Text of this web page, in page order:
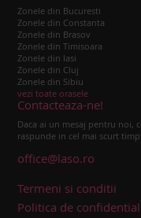
Zonele din Bucuresti
Zonele din Constanta
Zonele din Brasov
Zonele din Timisoara
Zonele din Iasi
Zonele din Cluj
Zonele din Sibiu
vezi toate orasele
Contacteaza-ne!
Daca ai un mesaj pentru noi,
raspunde in cel mai scurt timp!
office@laso.ro
Termeni si conditii
Politica de